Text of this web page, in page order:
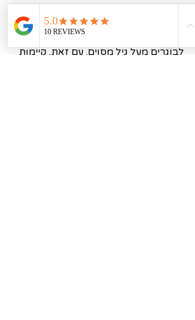
יותר, מה שמקל על החוויה.
בדרך
ויפאסנה סדנת שתיקה מיועדת
לבוגרים מעל גיל מסוים. עם זאת, קיימות